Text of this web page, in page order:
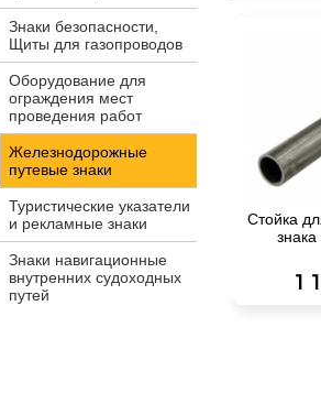
Стойка
1
Знаки безопасности,
Щиты для газопроводов
Оборудование для
ограждения мест
проведения работ
Железнодорожные
путевые знаки
Туристические указатели
и рекламные знаки
Знаки навигационные
внутренних судоходных
путей